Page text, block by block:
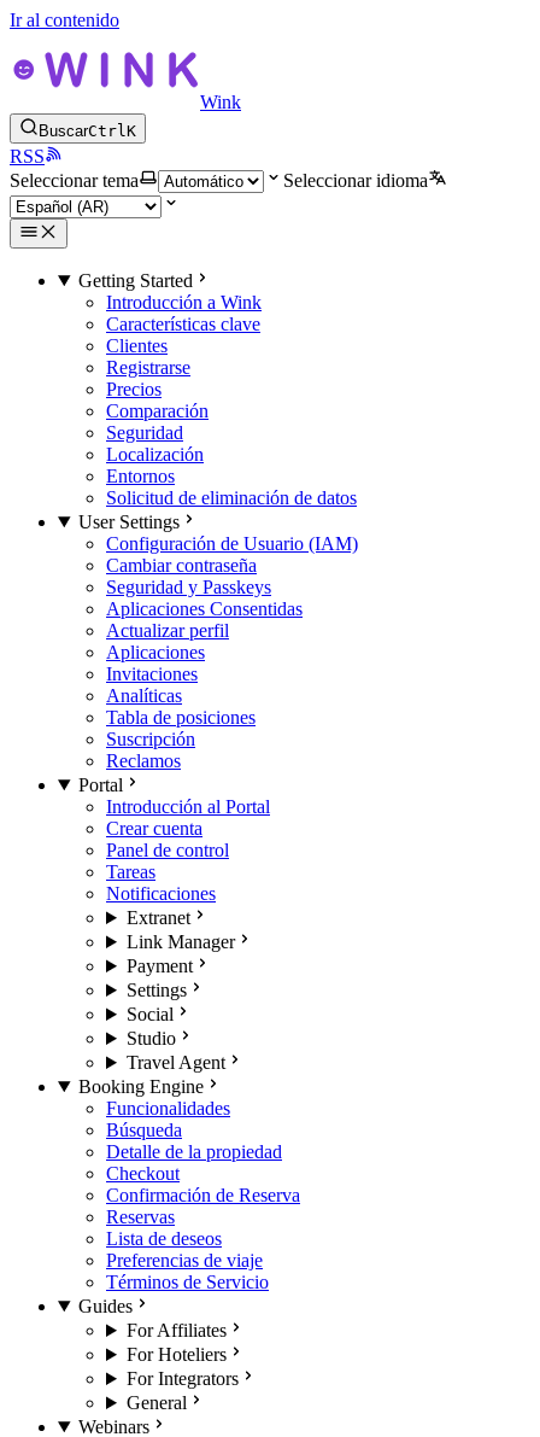
Ir al contenido
Wink
BuscarCtrlK
RSS
Seleccionar tema
Seleccionar idioma
Getting Started
Introducción a Wink
Características clave
Clientes
Registrarse
Precios
Comparación
Seguridad
Localización
Entornos
Solicitud de eliminación de datos
User Settings
Configuración de Usuario (IAM)
Cambiar contraseña
Seguridad y Passkeys
Aplicaciones Consentidas
Actualizar perfil
Aplicaciones
Invitaciones
Analíticas
Tabla de posiciones
Suscripción
Reclamos
Portal
Introducción al Portal
Crear cuenta
Panel de control
Tareas
Notificaciones
Extranet
Link Manager
Payment
Settings
Social
Studio
Travel Agent
Booking Engine
Funcionalidades
Búsqueda
Detalle de la propiedad
Checkout
Confirmación de Reserva
Reservas
Lista de deseos
Preferencias de viaje
Términos de Servicio
Guides
For Affiliates
For Hoteliers
For Integrators
General
Webinars